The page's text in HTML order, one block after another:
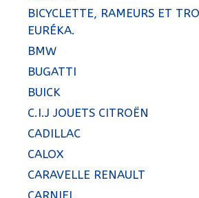
BICYCLETTE, RAMEURS ET
EURÉKA.
BMW
BUGATTI
BUICK
C.I.J JOUETS CITROËN
CADILLAC
CALOX
CARAVELLE RENAULT
CARNIEL